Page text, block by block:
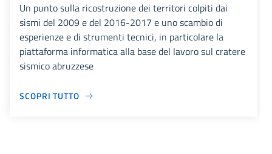
Un punto sulla ricostruzione dei territori colpiti dai
sismi del 2009 e del 2016-2017 e uno scambio di
esperienze e di strumenti tecnici, in particolare la
piattaforma informatica alla base del lavoro sul cratere
sismico abruzzese
SCOPRI TUTTO